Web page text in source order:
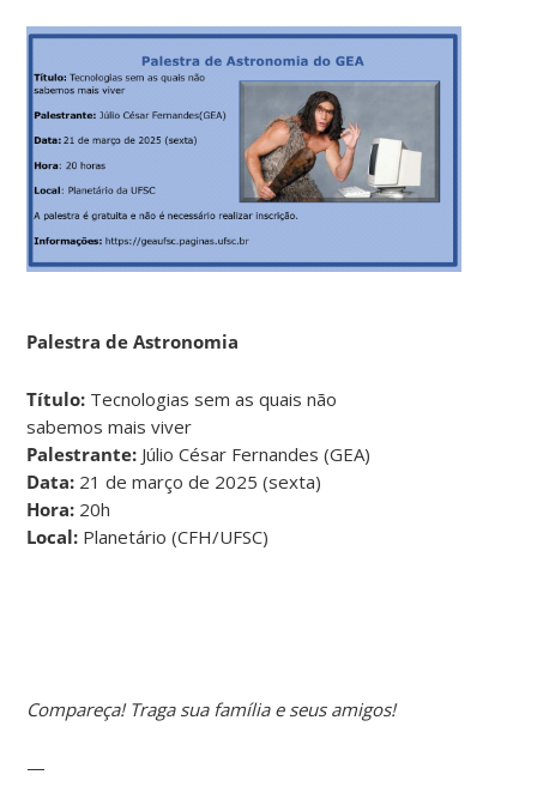
Palestra de Astronomia
Título: Tecnologias sem as quais não
sabemos mais viver
Palestrante: Júlio César Fernandes (GEA)
Data: 21 de março de 2025 (sexta)
Hora: 20h
Local: Planetário (CFH/UFSC)
Compareça! Traga sua família e seus amigos!
—